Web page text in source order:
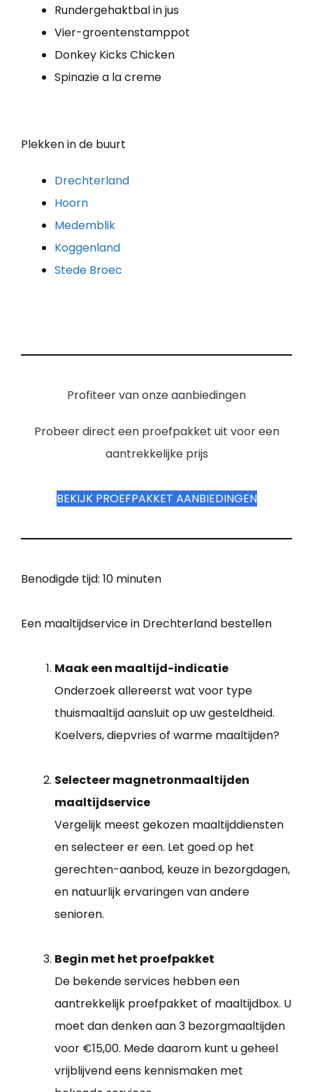
Rundergehaktbal in jus
Vier-groentenstamppot
Donkey Kicks Chicken
Spinazie a la creme
Plekken in de buurt
Drechterland
Hoorn
Medemblik
Koggenland
Stede Broec
Profiteer van onze aanbiedingen
Probeer direct een proefpakket uit voor een
aantrekkelijke prijs
BEKIJK PROEFPAKKET AANBIEDINGEN
Benodigde tijd: 10 minuten
Een maaltijdservice in Drechterland bestellen
Maak een maaltijd-indicatie
Onderzoek allereerst wat voor type
thuismaaltijd aansluit op uw gesteldheid.
Koelvers, diepvries of warme maaltijden?
Selecteer magnetronmaaltijden
maaltijdservice
Vergelijk meest gekozen maaltijddiensten
en selecteer er een. Let goed op het
gerechten-aanbod, keuze in bezorgdagen,
en natuurlijk ervaringen van andere
senioren.
Begin met het proefpakket
De bekende services hebben een
aantrekkelijk proefpakket of maaltijdbox. U
moet dan denken aan 3 bezorgmaaltijden
voor €15,00. Mede daarom kunt u geheel
vrijblijvend eens kennismaken met